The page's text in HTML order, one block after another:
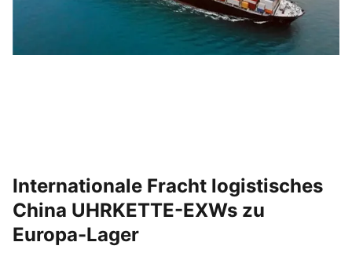
Internationale Fracht logistisches
China UHRKETTE-EXWs zu
Europa-Lager